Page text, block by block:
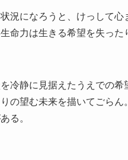
況になろうと、けっして
命力は生きる希望を失った
冷静に見据えたうえでの希
の望む未来を描いてごらん。
る。